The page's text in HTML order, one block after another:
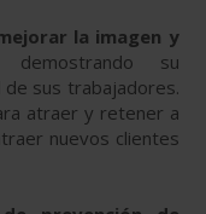
la imagen y
su
de sus trabajadores.
atraer y retener a
nuevos clientes